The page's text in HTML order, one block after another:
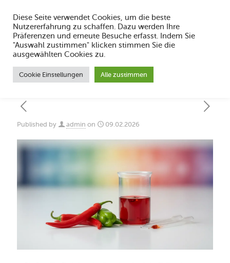
Was bedeutet Scoville-Skala 2026: SHU
Published by admin on 09.02.2026
Diese Seite verwendet Cookies, um die beste
Nutzererfahrung zu schaffen. Dazu werden Ihre
Präferenzen und erneute Besuche erfasst. Indem Sie
"Auswahl zustimmen" klicken stimmen Sie die
ausgewählten Cookies zu.
Cookie Einstellungen Alle zustimmen